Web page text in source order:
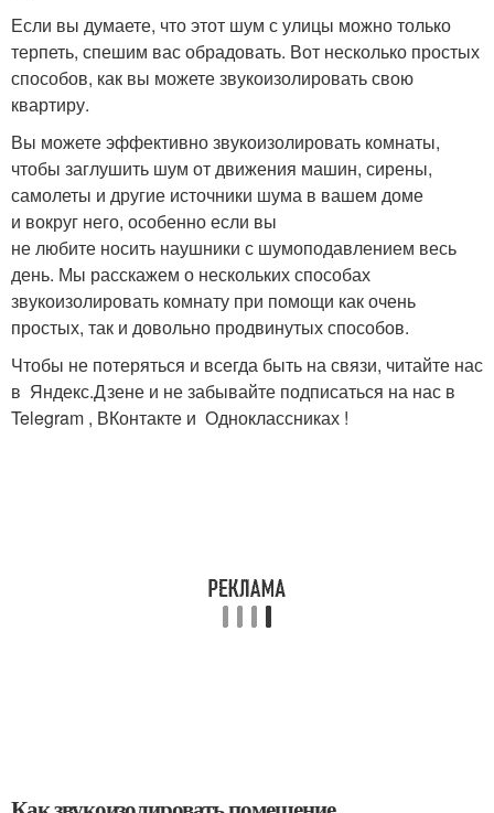
Если вы думаете, что этот шум с улицы можно только
терпеть, спешим вас обрадовать. Вот несколько простых
способов, как вы можете звукоизолировать свою
квартиру.
Вы можете эффективно звукоизолировать комнаты,
чтобы заглушить шум от движения машин, сирены,
самолеты и другие источники шума в вашем доме
и вокруг него, особенно если вы
не любите носить наушники с шумоподавлением весь
день. Мы расскажем о нескольких способах
звукоизолировать комнату при помощи как очень
простых, так и довольно продвинутых способов.
Чтобы не потеряться и всегда быть на связи, читайте нас
в Яндекс.Дзене и не забывайте подписаться на нас в
Telegram , ВКонтакте и Одноклассниках !